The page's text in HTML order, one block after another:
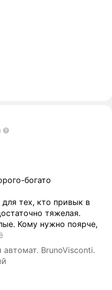
богато
тех, кто привык в
тяжелая.
Кому нужно поярче,
BrunoVisconti.